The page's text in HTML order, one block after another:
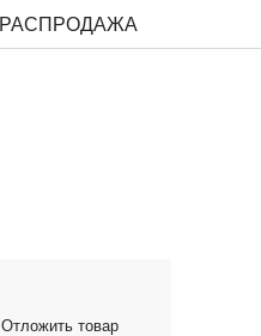
РАСПРОДАЖА
Отложить товар